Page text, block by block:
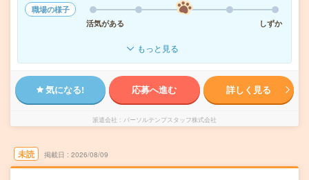
職場の様子
活気がある
しずか
もっと見る
気になる! 応募へ進む 詳しく見る
派遣会社 パーソルテンプスタッフ株式会社
未読 掲載日 2026/08/09